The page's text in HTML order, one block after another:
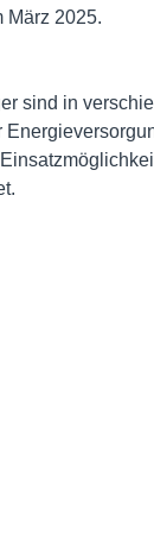
März 2025.
sind in